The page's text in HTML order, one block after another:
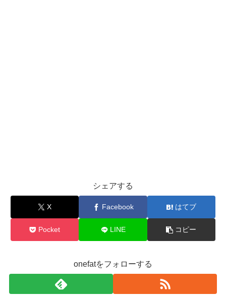
シェアする
X Facebook はてブ
Pocket LINE コピー
onefatをフォローする